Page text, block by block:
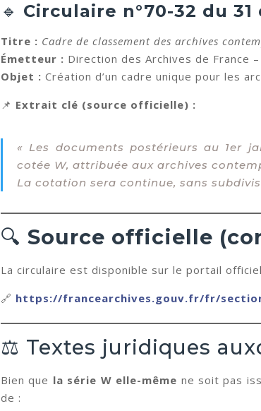
🔹 Circulaire n°70-32 du 31
Titre : Cadre de classement des archives
Émetteur : Direction des Archives de France
Objet : Création d’un cadre unique pour les
📌 Extrait clé (source officielle) :
« Les documents postérieurs au 1er
cotée W, attribuée aux archives
La cotation sera continue, sans
🔍 Source officielle
La circulaire est disponible sur le portail
🔗 https://francearchives.gouv.fr/fr/
⚖️ Textes juridiques
Bien que la série W elle-même ne soit pas
de :